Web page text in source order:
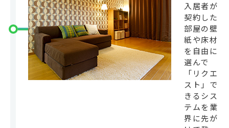
入居者が
契約した
部屋の壁
紙や床材
を自由に
選んで
「リクエ
スト」で
きるシス
テムを業
界に先が